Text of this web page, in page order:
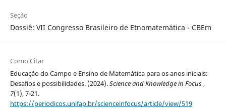
Seção
Dossiê: VII Congresso Brasileiro de Etnomatemática - CBEm
Como Citar
Educação do Campo e Ensino de Matemática para os anos iniciais:
Desafios e possibilidades. (2024).Science and Knowledge in Focus,
7(1), 7-21.
https://periodicos.unifap.br/scienceinfocus/article/view/519